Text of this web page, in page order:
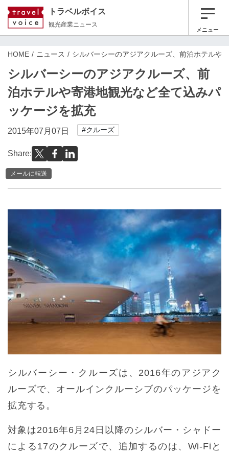
トラベルボイス
観光産業ニュース
メニュー
HOME ニュース シルバーシーのアジアクルーズ、前泊ホテルや
シルバーシーのアジアクルーズ、前
泊ホテルや寄港地観光など全て込みパ
ッケージを拡充
2015年07月07日 #クルーズ
Share:
メールに転送
シルバーシー・クルーズは、2016年のアジアク
ルーズで、オールインクルーシブのパッケージを
拡充する。
対象は2016年6月24日以降のシルバー・シャドー
による17のクルーズで、追加するのは、Wi-Fiと